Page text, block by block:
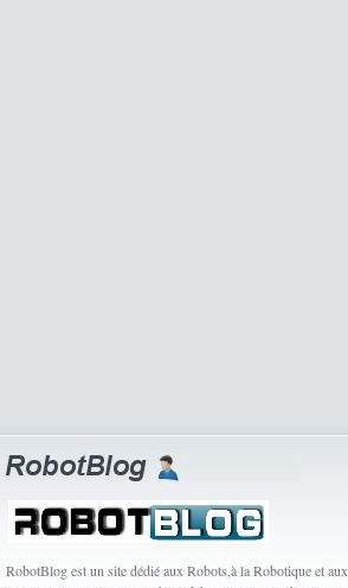
RobotBlog est un site dédié aux Robots,à la Robotique et aux